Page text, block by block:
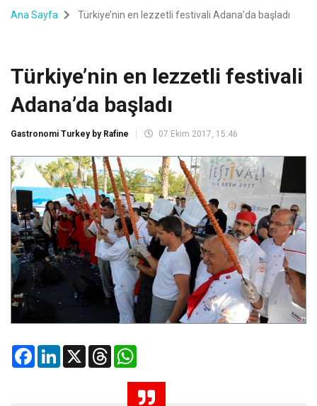
Ana Sayfa Türkiye’nin en lezzetli festivali Adana’da başladı
Türkiye’nin en lezzetli festivali
Adana’da başladı
Gastronomi Turkey by Rafine 07 Ekim 2017, 15:46
FacebookLinkedIn
X Threads